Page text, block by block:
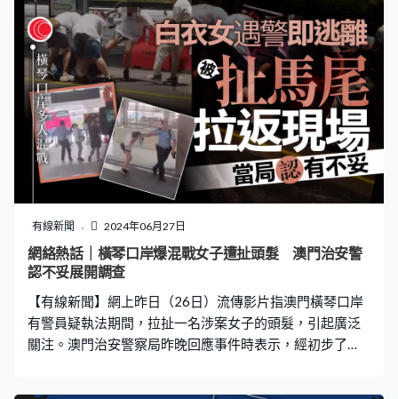
錢做身體檢查，市民一旦上當付款後，就會被安排到另一
間中心做體檢，埋單計數時往往要多花一大筆錢。被騙徒
冒認的香港專科日間醫療中心，其總經理吳雅詩指出，推
銷電話的體檢往往會做一些非必要的檢查，消費者花冤枉
錢之餘亦被嚇一跳。「可能你剛抽完血，你的驗血報告仍
未出，他（騙徒）就會說『我見你個腎好像有事喎』、
『你做一次超聲波啦』接著，又說『你個肝可能有事
喎』、『你又加一個什麼什麼檢查吧』，當你加了又加之
後，那當然不是500元就可離開啦。」 吳雅詩表示，他們
的醫療中心主要業務是做手術和內窺鏡，是一間日間手術
中心，並非身體檢查。為了不想被誤中副車，醫療中心主
動做了很多工作去澄清，又試過報警及諮詢法律意見，可
惜成效不大。「他們正損害我們整個醫療行業，坦白說，
煙，根本
有線新聞 2024年06月27日
網絡熱話｜橫琴口岸爆混戰女子遭扯頭髮 澳門治安警
認不妥展開調查
【有線新聞】網上昨日（26日）流傳影片指澳門橫琴口岸
有警員疑執法期間，拉扯一名涉案女子的頭髮，引起廣泛
關注。澳門治安警察局昨晚回應事件時表示，經初步了